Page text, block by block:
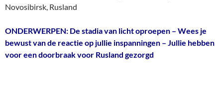
Novosibirsk, Rusland
ONDERWERPEN: De stadia van licht oproepen – Wees je
bewust van de reactie op jullie inspanningen – Jullie hebben
voor een doorbraak voor Rusland gezorgd